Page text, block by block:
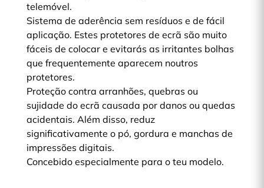
telemóvel.
Sistema de aderência sem resíduos e de fácil
aplicação. Estes protetores de ecrã são muito
fáceis de colocar e evitarás as irritantes bolhas
que frequentemente aparecem noutros
protetores.
Proteção contra arranhões, quebras ou
sujidade do ecrã causada por danos ou quedas
acidentais. Além disso, reduz
significativamente o pó, gordura e manchas de
impressões digitais.
Concebido especialmente para o teu modelo.